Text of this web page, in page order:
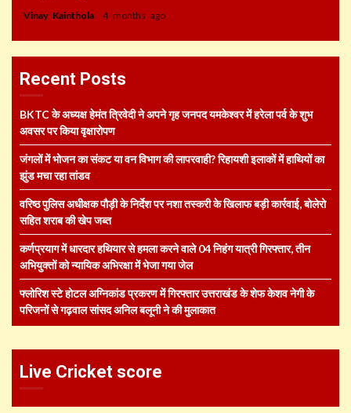
Vinay Kainthola 4 months ago
Recent Posts
BKTC के अध्यक्ष हेमंत त्रिवेदी ने अपने गृह जनपद यमकेश्वर में हरेला पर्व के शुभ
अवसर पर किया वृक्षारोपण
जंगलों में भोजन का संकट या वन विभाग की लापरवाही? रिहायशी इलाकों में हाथियों का
झुंड मचा रहा तांडव
वरिष्ठ पुलिस अधीक्षक पौड़ी के निर्देश पर नशा तस्करी के खिलाफ बड़ी कार्रवाई, बोलेरो
सहित शराब की खेप जब्त
कर्णप्रयाग में धारदार हथियार से हमला करने वाले 04 निहंग यात्री गिरफ्तार, तीन
अभियुक्तों को न्यायिक अभिरक्षा में भेजा गया जेल
फ्लोरिश स्टे होटल अग्निकांड प्रकरण में गिरफ्तार उत्तराखंड के शेफ केशव नेगी के
परिजनों से गढ़वाल सांसद अनिल बलूनी ने की मुलाकात
Live Cricket score